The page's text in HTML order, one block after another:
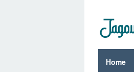
konten
Home